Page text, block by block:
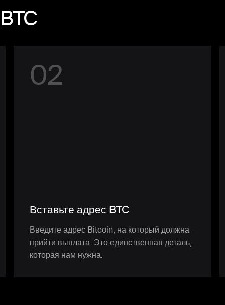
02
Вставьте адрес BTC
Введите адрес Bitcoin, на который должна
прийти выплата. Это единственная деталь,
которая нам нужна.